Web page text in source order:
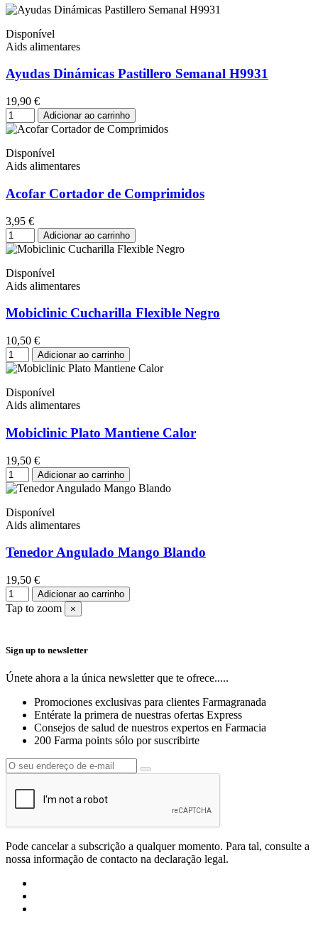
Disponível
Aids alimentares
Ayudas Dinámicas Pastillero Semanal H9931
19,90 €
Adicionar ao carrinho
Disponível
Aids alimentares
Acofar Cortador de Comprimidos
3,95 €
Adicionar ao carrinho
Disponível
Aids alimentares
Mobiclinic Cucharilla Flexible Negro
10,50 €
Adicionar ao carrinho
Disponível
Aids alimentares
Mobiclinic Plato Mantiene Calor
19,50 €
Adicionar ao carrinho
Disponível
Aids alimentares
Tenedor Angulado Mango Blando
19,50 €
Adicionar ao carrinho
Tap to zoom ×
Sign up to newsletter
Únete ahora a la única newsletter que te ofrece.....
Promociones exclusivas para clientes Farmagranada
Entérate la primera de nuestras ofertas Express
Consejos de salud de nuestros expertos en Farmacia
200 Farma points sólo por suscribirte
Pode cancelar a subscrição a qualquer momento. Para tal, consulte a
nossa informação de contacto na declaração legal.